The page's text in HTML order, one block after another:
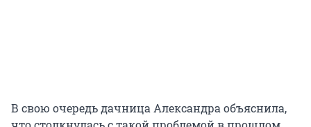
В свою очередь дачница Александра объяснила,